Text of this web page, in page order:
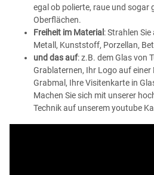
egal ob polierte, raue und sogar
Oberflächen.
Freiheit im Material : Strahlen Sie
Metall, Kunststoff, Porzellan,
und das auf: z.B. dem Glas von
Grablaternen, Ihr Logo auf einer
Grabmal, Ihre Visitenkarte in
Machen Sie sich mit unserer
Technik auf unserem youtube